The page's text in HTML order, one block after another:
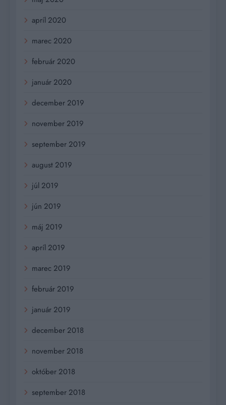
apríl 2020
marec 2020
február 2020
január 2020
december 2019
november 2019
september 2019
august 2019
júl 2019
jún 2019
máj 2019
apríl 2019
marec 2019
február 2019
január 2019
december 2018
november 2018
október 2018
september 2018